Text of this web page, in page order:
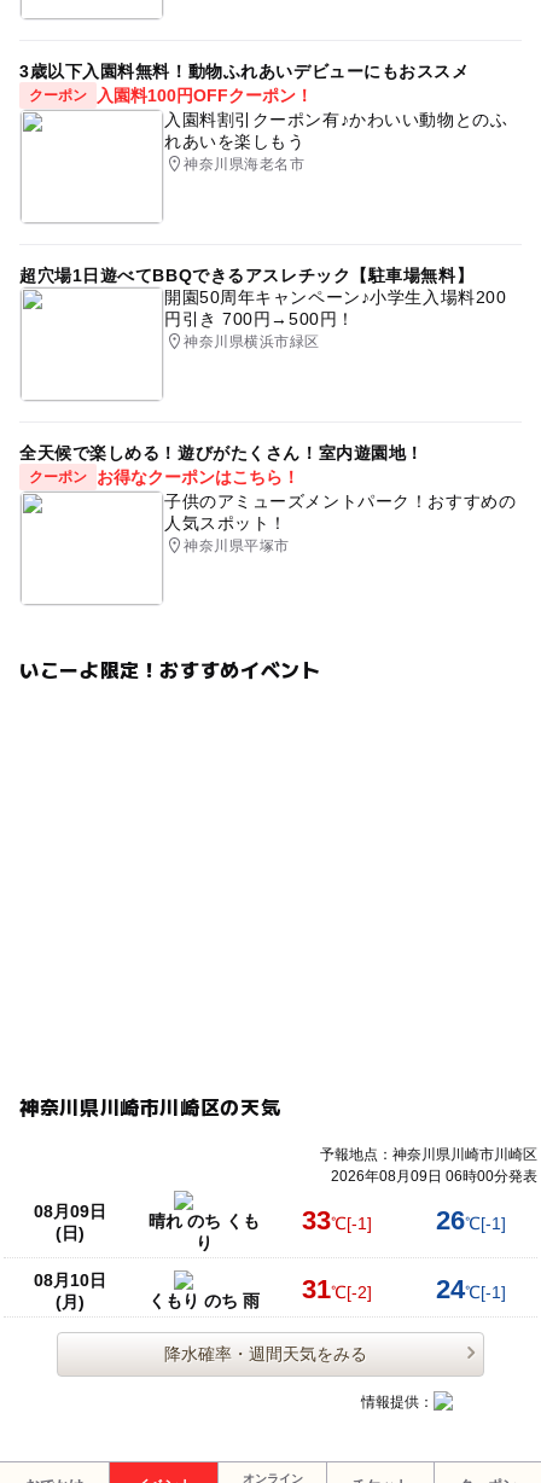
3歳以下入園料無料！動物ふれあいデビューにもおススメ
クーポン
入園料100円OFFクーポン！
入園料割引クーポン有♪かわいい動物とのふ
れあいを楽しもう
神奈川県海老名市
超穴場1日遊べてBBQできるアスレチック【駐車場無料】
開園50周年キャンペーン♪小学生入場料200
円引き 700円→500円！
神奈川県横浜市緑区
全天候で楽しめる！遊びがたくさん！室内遊園地！
クーポン
お得なクーポンはこちら！
子供のアミューズメントパーク！おすすめの
人気スポット！
神奈川県平塚市
いこーよ限定！おすすめイベント
神奈川県川崎市川崎区の天気
予報地点：神奈川県川崎市川崎区
2026年08月09日 06時00分発表
08月09日
(日)
晴れ のち くも
り
33℃[-1] 26℃[-1]
08月10日
(月)
くもり のち 雨 31℃[-2] 24℃[-1]
降水確率・週間天気をみる
情報提供：
オンライン